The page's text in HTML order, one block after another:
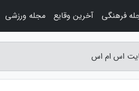
اس ام اس
فرهنگی آخرین وقایع مجله ورزشی